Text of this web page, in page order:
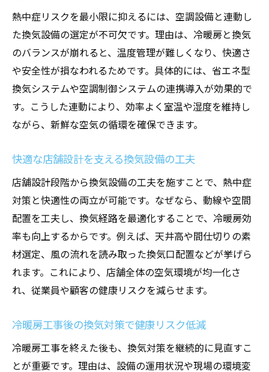
熱中症リスクを最小限に抑えるには、空調設備と連動し
た換気設備の選定が不可欠です。理由は、冷暖房と換気
のバランスが崩れると、温度管理が難しくなり、快適さ
や安全性が損なわれるためです。具体的には、省エネ型
換気システムや空調制御システムの連携導入が効果的で
す。こうした連動により、効率よく室温や湿度を維持し
ながら、新鮮な空気の循環を確保できます。
快適な店舗設計を支える換気設備の工夫
店舗設計段階から換気設備の工夫を施すことで、熱中症
対策と快適性の両立が可能です。なぜなら、動線や空間
配置を工夫し、換気経路を最適化することで、冷暖房効
率も向上するからです。例えば、天井高や間仕切りの素
材選定、風の流れを読み取った換気口配置などが挙げら
れます。これにより、店舗全体の空気環境が均一化さ
れ、従業員や顧客の健康リスクを減らせます。
冷暖房工事後の換気対策で健康リスク低減
冷暖房工事を終えた後も、換気対策を継続的に見直すこ
とが重要です。理由は、設備の運用状況や現場の環境変